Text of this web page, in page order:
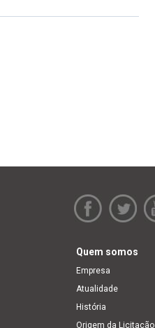
Quem somos
Empresa
Atualidade
História
Origem da Licitação